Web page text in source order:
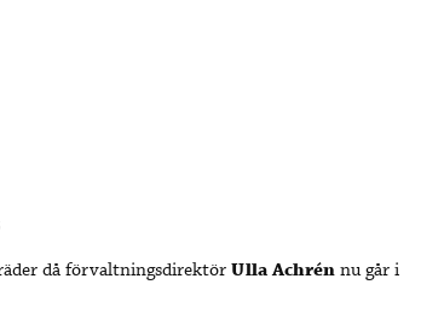
då förvaltningsdirektör Ulla Achrén nu går i